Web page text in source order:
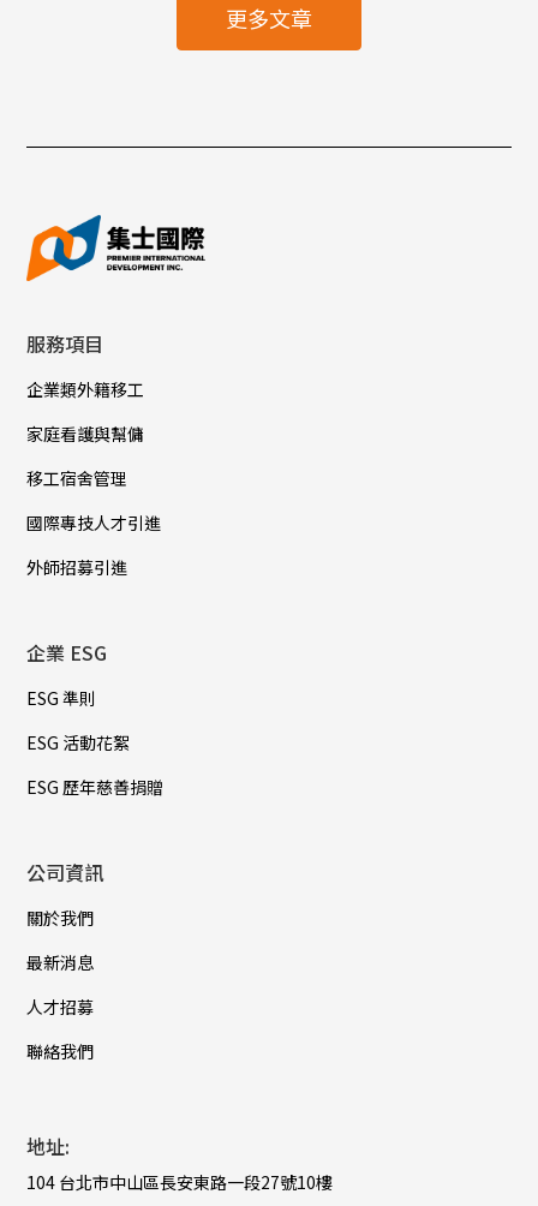
更多文章
服務項目
企業類外籍移工
家庭看護與幫傭
移工宿舍管理
國際專技人才引進
外師招募引進
企業 ESG
ESG 準則
ESG 活動花絮
ESG 歷年慈善捐贈
公司資訊
關於我們
最新消息
人才招募
聯絡我們
地址:
104 台北市中山區長安東路一段27號10樓